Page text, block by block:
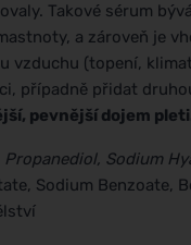
Takové sérum
a zároveň je
vzduchu (topení,
případně přidat
pevnější dojem
Propanediol, Sodium
Sodium Benzoate,